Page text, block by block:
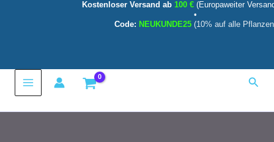
Kostenloser Versand ab 100 € (Europaweiter
•
Code: NEUKUNDE25 (10% auf alle
Main